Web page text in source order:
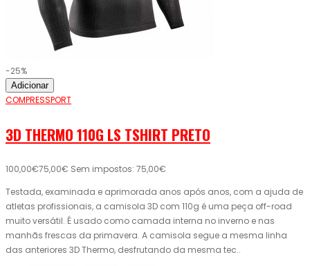
-25%
Adicionar
COMPRESSPORT
3D THERMO 110G LS TSHIRT PRETO
100,00€75,00€ Sem impostos: 75,00€
Testada, examinada e aprimorada anos após anos, com a ajuda de
atletas profissionais, a camisola 3D com 110g é uma peça off-road
muito versátil. É usado como camada interna no inverno e nas
manhãs frescas da primavera. A camisola segue a mesma linha
das anteriores 3D Thermo, desfrutando da mesma tec..